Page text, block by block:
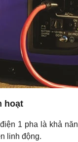
hoạt
1 pha là khả
linh động.